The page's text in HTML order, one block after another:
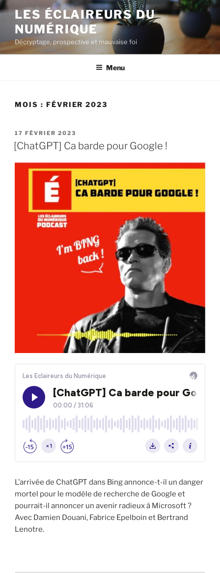
Aller
contenu
principal
LES ÉCLAIREURS DU
NUMÉRIQUE
Décryptage, prospective et mauvaise foi
Menu
MOIS : FÉVRIER 2023
PUBLIÉ
LE
17 FÉVRIER 2023
[ChatGPT] Ca barde pour Google !
L’arrivée de ChatGPT dans Bing annonce-t-il un danger
mortel pour le modèle de recherche de Google et
pourrait-il annoncer un avenir radieux à Microsoft ?
Avec Damien Douani, Fabrice Epelboin et Bertrand
Lenotre.